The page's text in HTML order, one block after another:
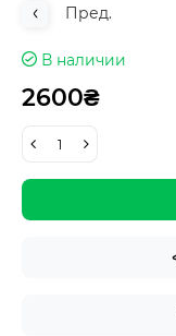
Пред.
В наличии
2600₴